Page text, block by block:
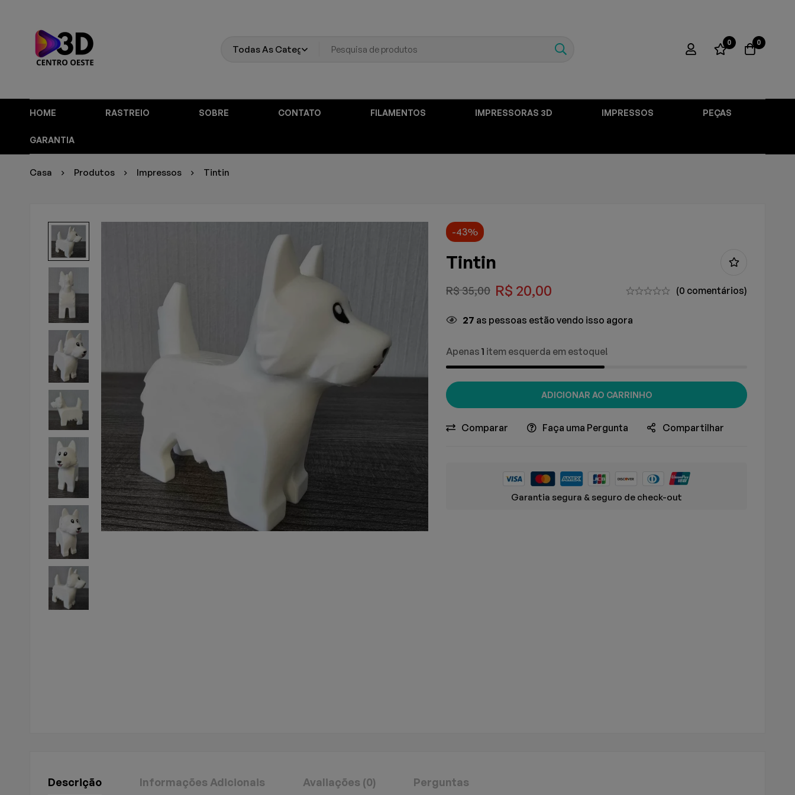
0 0
HOME RASTREIO SOBRE CONTATO FILAMENTOS IMPRESSORAS 3D IMPRESSOS PEÇAS
GARANTIA
Casa Produtos Impressos Tintin
-43%
Tintin
R$35,00 R$ 20,00 (0 comentários)
27 as pessoas estão vendo isso agora
Apenas1 item esquerda em estoque!
ADICIONAR AO CARRINHO
Comparar Faça uma Pergunta Compartilhar
Garantia segura & seguro de check-out
Descrição Informações Adicionais Avaliações (0) Perguntas